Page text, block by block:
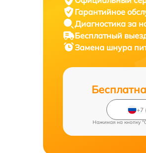
Гарантийное
Диагностика за
Бесплатный
Замена шнура
Нажимая на кнопку